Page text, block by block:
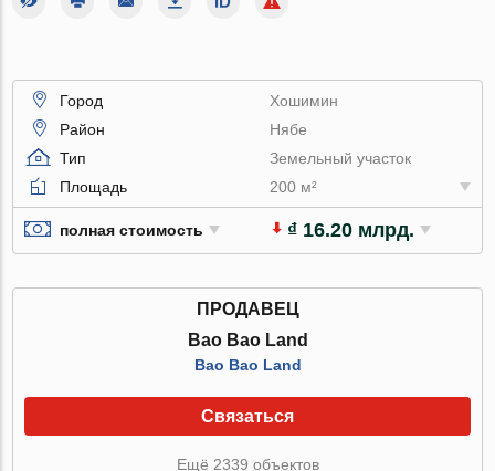
Город
Хошимин
Район
Нябе
Тип
Земельный участок
Площадь
200 м²
полная стоимость ₫ 16.20 млрд.
ПРОДАВЕЦ
Bao Bao Land
Bao Bao Land
Связаться
Ещё 2339 объектов